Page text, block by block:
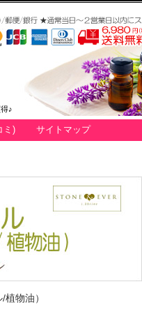
♪
ミ) サイトマップ
物油）